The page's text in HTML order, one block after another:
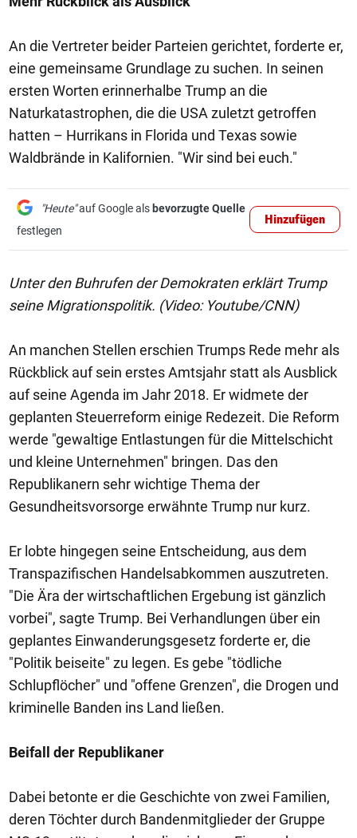
An die Vertreter beider Parteien gerichtet, forderte er,
eine gemeinsame Grundlage zu suchen. In seinen
ersten Worten erinnerhalbe Trump an die
Naturkatastrophen, die die USA zuletzt getroffen
hatten – Hurrikans in Florida und Texas sowie
Waldbrände in Kalifornien. "Wir sind bei euch."
"Heute"auf Google als bevorzugte Quelle
festlegen
Hinzufügen
Unter den Buhrufen der Demokraten erklärt Trump
seine Migrationspolitik. (Video: Youtube/CNN)
An manchen Stellen erschien Trumps Rede mehr als
Rückblick auf sein erstes Amtsjahr statt als Ausblick
auf seine Agenda im Jahr 2018. Er widmete der
geplanten Steuerreform einige Redezeit. Die Reform
werde "gewaltige Entlastungen für die Mittelschicht
und kleine Unternehmen" bringen. Das den
Republikanern sehr wichtige Thema der
Gesundheitsvorsorge erwähnte Trump nur kurz.
Er lobte hingegen seine Entscheidung, aus dem
Transpazifischen Handelsabkommen auszutreten.
"Die Ära der wirtschaftlichen Ergebung ist gänzlich
vorbei", sagte Trump. Bei Verhandlungen über ein
geplantes Einwanderungsgesetz forderte er, die
"Politik beiseite" zu legen. Es gebe "tödliche
Schlupflöcher" und "offene Grenzen", die Drogen und
kriminelle Banden ins Land ließen.
Beifall der Republikaner
Dabei betonte er die Geschichte von zwei Familien,
deren Töchter durch Bandenmitglieder der Gruppe